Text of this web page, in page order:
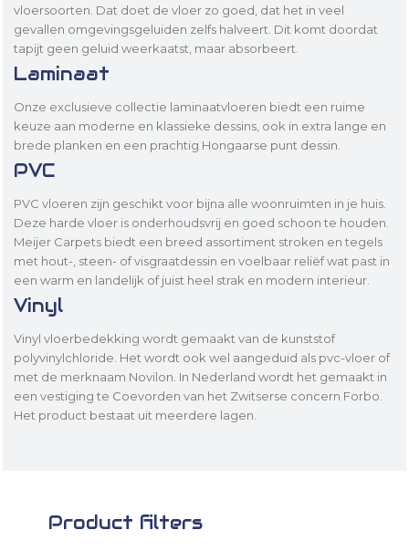
vloersoorten. Dat doet de vloer zo goed, dat het in veel
gevallen omgevingsgeluiden zelfs halveert. Dit komt doordat
tapijt geen geluid weerkaatst, maar absorbeert.
Laminaat
Onze exclusieve collectie laminaatvloeren biedt een ruime
keuze aan moderne en klassieke dessins, ook in extra lange en
brede planken en een prachtig Hongaarse punt dessin.
PVC
PVC vloeren zijn geschikt voor bijna alle woonruimten in je huis.
Deze harde vloer is onderhoudsvrij en goed schoon te houden.
Meijer Carpets biedt een breed assortiment stroken en tegels
met hout-, steen- of visgraatdessin en voelbaar reliëf wat past in
een warm en landelijk of juist heel strak en modern interieur.
Vinyl
Vinyl vloerbedekking wordt gemaakt van de kunststof
polyvinylchloride. Het wordt ook wel aangeduid als pvc-vloer of
met de merknaam Novilon. In Nederland wordt het gemaakt in
een vestiging te Coevorden van het Zwitserse concern Forbo.
Het product bestaat uit meerdere lagen.
Product filters